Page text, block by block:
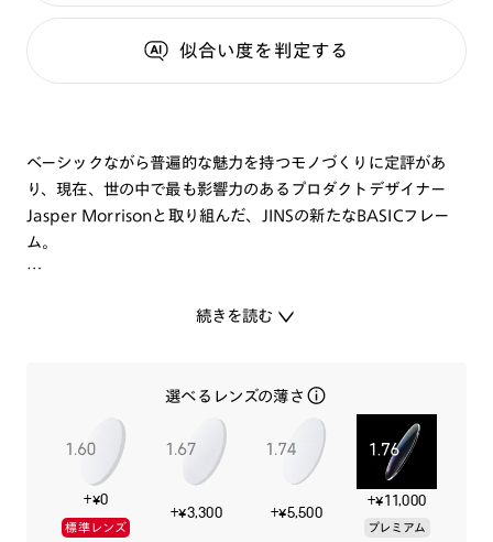
似合い度を判定する
ベーシックながら普遍的な魅力を持つモノづくりに定評があ
り、現在、世の中で最も影響力のあるプロダクトデザイナー
Jasper Morrisonと取り組んだ、JINSの新たなBASICフレー
ム。
イプからデザインをスタートさせました。
無駄のないラインで、丸みが苦手な方でもかけやすい玉型で
JINSのマット塗装の技術を活かした、こだわりのマットフィニ
ッシュも特徴。
続きを読む
選べるレンズの薄さ
+¥0
標準レンズ
+¥3,300 +¥5,500
+¥11,000
プレミアム